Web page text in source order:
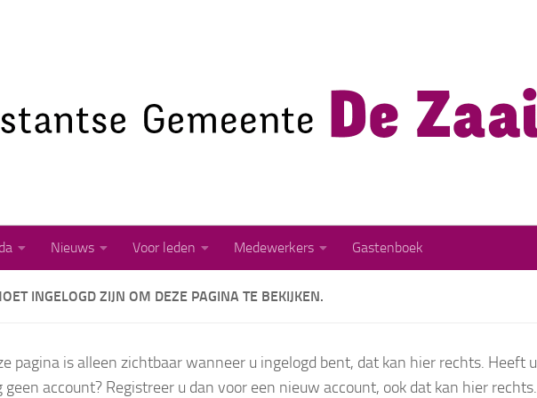
Nieuws Voor leden Medewerkers Gastenboek
INGELOGD ZIJN OM DEZE PAGINA TE BEKIJKEN.
pagina is alleen zichtbaar wanneer u ingelogd bent, dat kan hier rechts. Heeft u
geen account? Registreer u dan voor een nieuw account, ook dat kan hier rechts.